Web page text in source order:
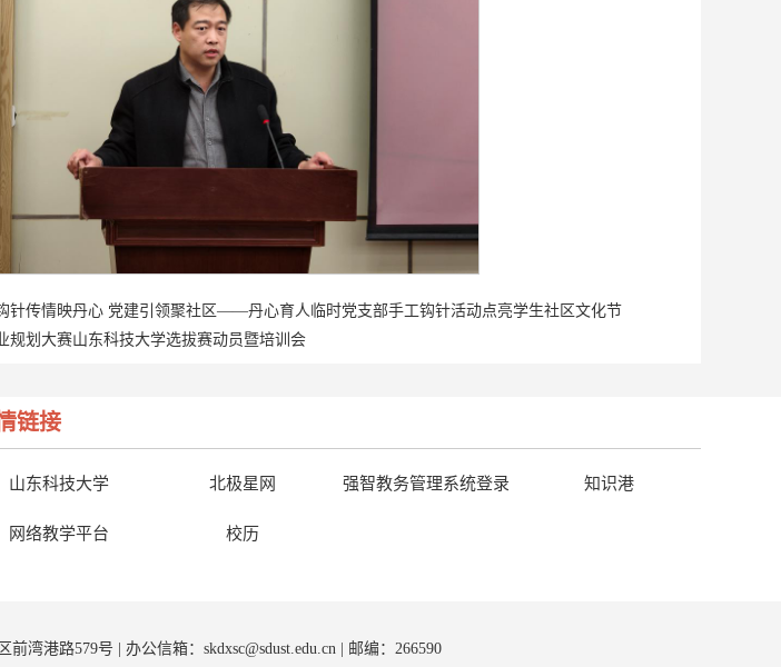
针传情映丹心 党建引领聚社区——丹心育人临时党支部手工钩针活动点亮学生社区文化节
规划大赛山东科技大学选拔赛动员暨培训会
链接
山东科技大学 北极星网 强智教务管理系统登录 知识港
网络教学平台 校历
湾港路579号 | 办公信箱： skdxsc@sdust.edu.cn | 邮编：266590